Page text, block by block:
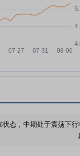
07-21
07-15
07-09
状态，中期处于震荡下